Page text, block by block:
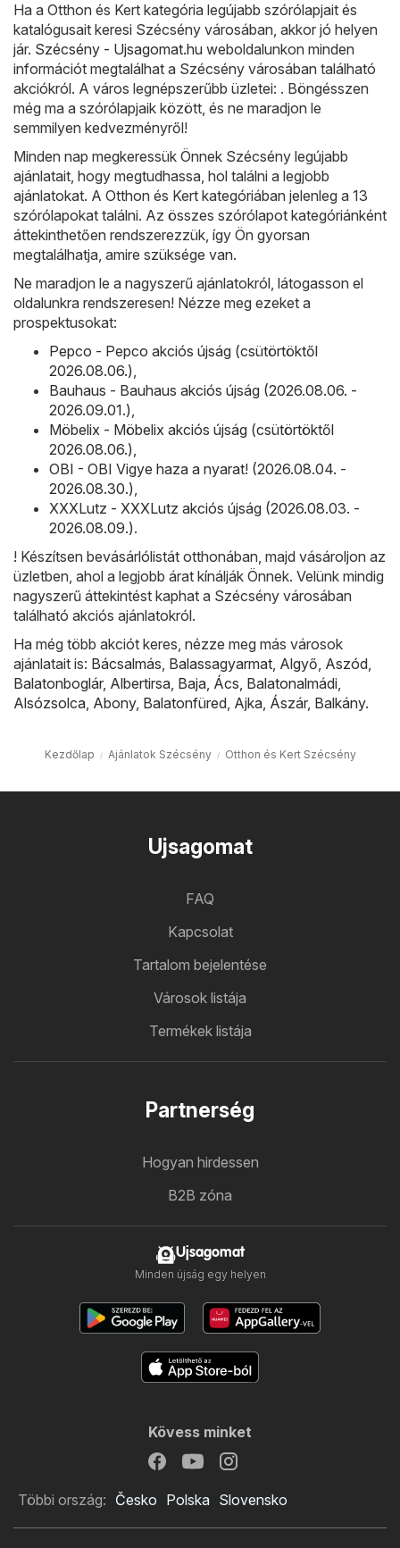
Ha a Otthon és Kert kategória legújabb szórólapjait és
katalógusait keresi Szécsény városában, akkor jó helyen
jár. Szécsény - Ujsagomat.hu weboldalunkon minden
információt megtalálhat a Szécsény városában található
akciókról. A város legnépszerűbb üzletei: . Böngésszen
még ma a szórólapjaik között, és ne maradjon le
semmilyen kedvezményről!
Minden nap megkeressük Önnek Szécsény legújabb
ajánlatait, hogy megtudhassa, hol találni a legjobb
ajánlatokat. A Otthon és Kert kategóriában jelenleg a 13
szórólapokat találni. Az összes szórólapot kategóriánként
áttekinthetően rendszerezzük, így Ön gyorsan
megtalálhatja, amire szüksége van.
Ne maradjon le a nagyszerű ajánlatokról, látogasson el
oldalunkra rendszeresen! Nézze meg ezeket a
prospektusokat:
Pepco - Pepco akciós újság (csütörtöktől
2026.08.06.),
Bauhaus - Bauhaus akciós újság (2026.08.06. -
2026.09.01.),
Möbelix - Möbelix akciós újság (csütörtöktől
2026.08.06.),
OBI - OBI Vigye haza a nyarat! (2026.08.04. -
2026.08.30.),
XXXLutz - XXXLutz akciós újság (2026.08.03. -
2026.08.09.).
! Készítsen bevásárlólistát otthonában, majd vásároljon az
üzletben, ahol a legjobb árat kínálják Önnek. Velünk mindig
nagyszerű áttekintést kaphat a Szécsény városában
található akciós ajánlatokról.
Ha még több akciót keres, nézze meg más városok
ajánlatait is: Bácsalmás, Balassagyarmat, Algyő, Aszód,
Balatonboglár, Albertirsa, Baja, Ács, Balatonalmádi,
Alsózsolca, Abony, Balatonfüred, Ajka, Ászár, Balkány.
Kezdőlap Ajánlatok Szécsény Otthon és Kert Szécsény
Ujsagomat
FAQ
Kapcsolat
Tartalom bejelentése
Városok listája
Termékek listája
Partnerség
Hogyan hirdessen
B2B zóna
Ujsagomat
Minden újság egy helyen
Kövess minket
Többi ország: Česko Polska Slovensko